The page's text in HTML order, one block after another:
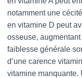
notamment une
en vitamine D peut
osseuse,
faiblesse générale
d’une carence
vitamine manquante.